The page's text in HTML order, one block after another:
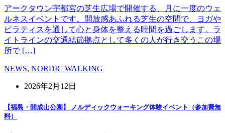
アークタウン宇都宮の芝生広場で開催する、月に一度のウェ
ルネスイベントです。開放感あふれる芝生の空間で、ヨガや
ピラティスを通して心と身体を整える時間を過ごします。ラ
イトラインの交通結節拠点として多くの人が行き交うこの場
所で […]
NEWS, NORDIC WALKING
2026年2月12日
【福島・開成山公園】 ノルディックウォーキング体験イベント（参加費無
料）